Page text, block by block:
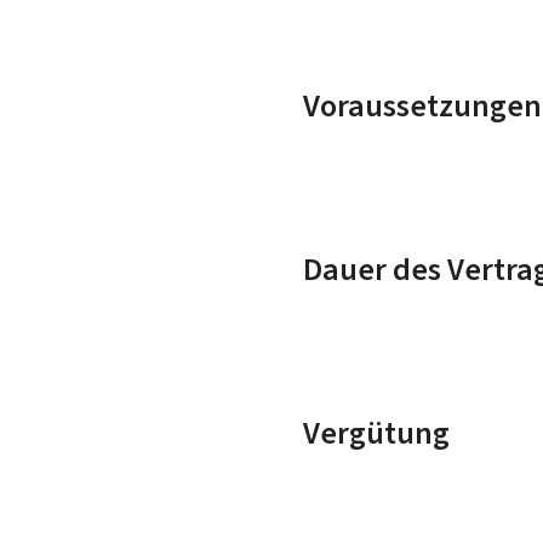
Voraussetzungen
Dauer des
Vergütung